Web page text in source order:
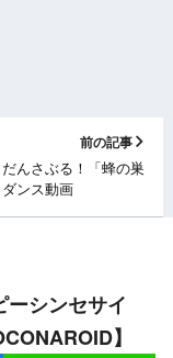
前の記事
だんさぶる！「蜂の巣
ンス動画
】